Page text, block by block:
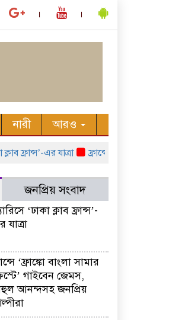
নারী আরও
এর যাত্রা ফ্রান্সে ‘ফ্রাঙ্কো বাংলা
জনপ্রিয় সংবাদ
‘ঢাকা ক্লাব ফ্রান্স’-
যাত্রা
‘ফ্রাঙ্কো বাংলা সামার
গাইবেন জেমস,
আনন্দসহ জনপ্রিয়